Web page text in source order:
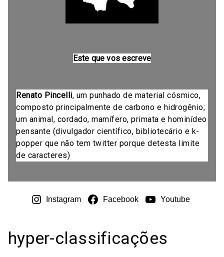
Este que vos escreve
Renato Pincelli, um punhado de material cósmico,
composto principalmente de carbono e hidrogênio;
um animal, cordado, mamífero, primata e hominídeo
pensante (divulgador científico, bibliotecário e k-
popper que não tem twitter porque detesta limite
de caracteres)
Instagram Facebook Youtube
hyper-classificações